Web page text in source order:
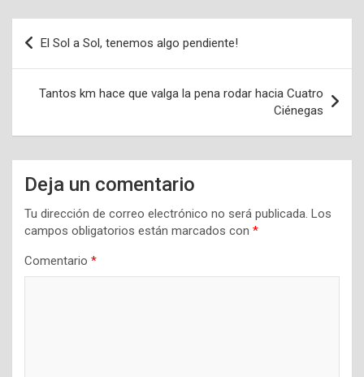
Navegación
de
entradas
El Sol a Sol, tenemos algo pendiente!
Tantos km hace que valga la pena rodar hacia Cuatro
Ciénegas
Deja un comentario
Tu dirección de correo electrónico no será publicada. Los
campos obligatorios están marcados con *
Comentario *